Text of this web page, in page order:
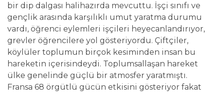
bir dip dalgası halihazırda mevcuttu. İşçi sınıfı ve
gençlik arasında karşılıklı umut yaratma durumu
vardı, öğrenci eylemleri işçileri heyecanlandırıyor,
grevler öğrencilere yol gösteriyordu. Çiftçiler,
köylüler toplumun birçok kesiminden insan bu
hareketin içerisindeydi. Toplumsallaşan hareket
ülke genelinde güçlü bir atmosfer yaratmıştı.
Fransa 68 örgütlü gücün etkisini gösteriyor fakat